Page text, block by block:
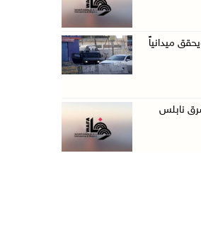
شرق طوباس
ميدانياً
نابلس